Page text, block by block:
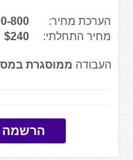
הערכת מחיר: 800
מחיר התחלתי:
$240
העבודה ממוסגרת
הרשמה